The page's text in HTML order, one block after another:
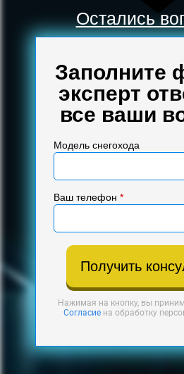
Остались
Заполните
эксперт
все ваши
Модель снегохода
Ваш телефон *
Получить
Нажимая на кнопку, вы
Согласие на обработку